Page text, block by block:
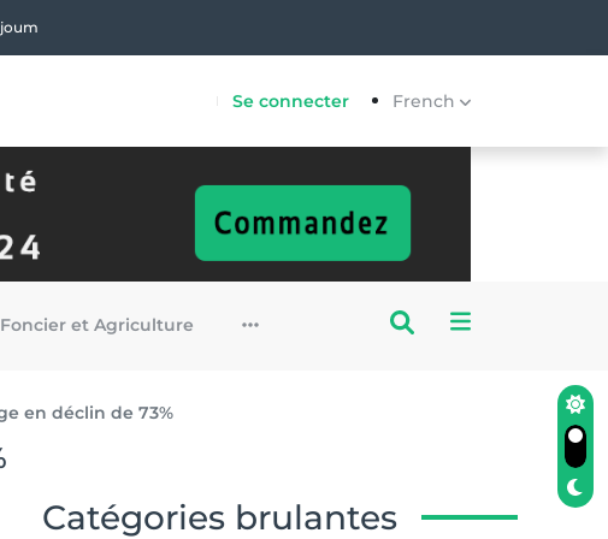
Se connecter French
Foncier et Agriculture
en déclin de 73%
Catégories brulantes